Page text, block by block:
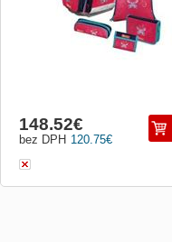
120.75€
bez DPH
148.52€